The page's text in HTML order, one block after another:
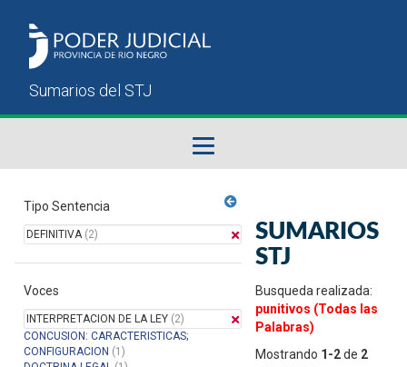
Sumarios del STJ
Manual del Usuario
Tipo Sentencia
DEFINITIVA(2)
Voces
INTERPRETACION DE LA LEY (2)
CONCUSION: CARACTERISTICAS;
CONFIGURACION (1)
SUMARIOS
STJ
Busqueda realizada:
punitivos (Todas las
Palabras)
Mostrando 1-2de 2